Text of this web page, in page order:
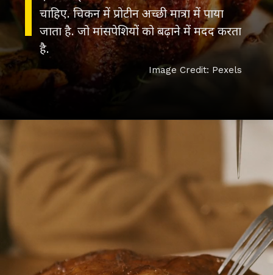
चाहिए. चिकन में प्रोटीन अच्छी मात्रा में पाया
जाता है. जो मांसपेशियों को बढ़ाने में मदद करता
है.
Image Credit: Pexels